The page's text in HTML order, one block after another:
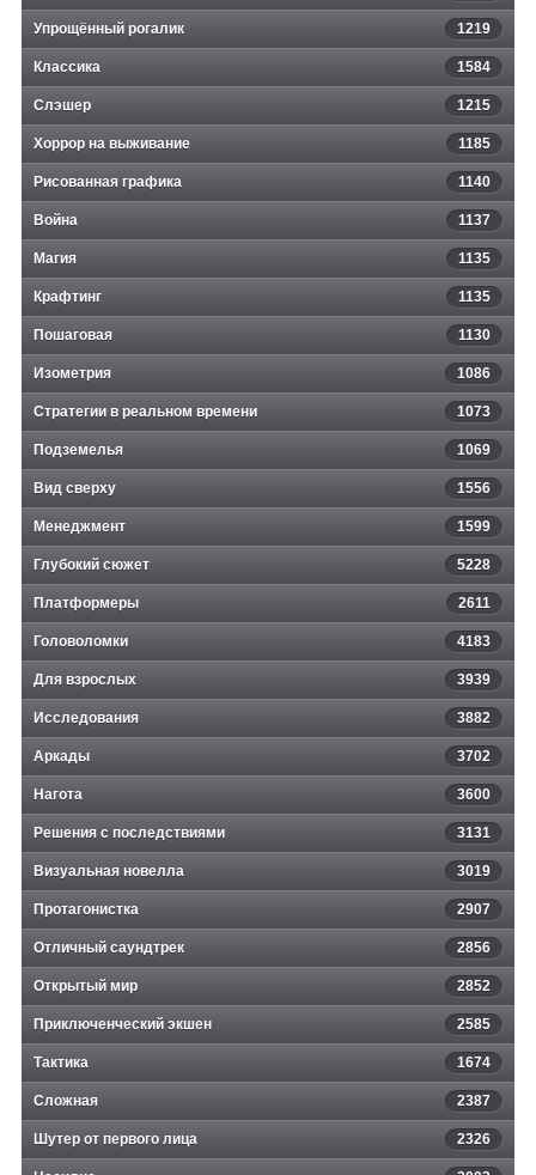
Упрощённый рогалик 1219
Классика 1584
Слэшер 1215
Хоррор на выживание 1185
Рисованная графика 1140
Война 1137
Магия 1135
Крафтинг 1135
Пошаговая 1130
Изометрия 1086
Стратегии в реальном времени 1073
Подземелья 1069
Вид сверху 1556
Менеджмент 1599
Глубокий сюжет 5228
Платформеры 2611
Головоломки 4183
Для взрослых 3939
Исследования 3882
Аркады 3702
Нагота 3600
Решения с последствиями 3131
Визуальная новелла 3019
Протагонистка 2907
Отличный саундтрек 2856
Открытый мир 2852
Приключенческий экшен 2585
Тактика 1674
Сложная 2387
Шутер от первого лица 2326